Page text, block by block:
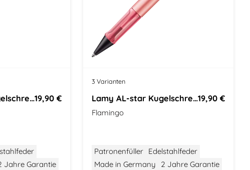
Lamy AL-star Kugelschreiber19,90 €
Jahre Garantie
3 Varianten
Lamy AL-star Kugelschreiber19,90 €
Flamingo
Patronenfüller Edelstahlfeder
Made in Germany
2 Jahre Garantie